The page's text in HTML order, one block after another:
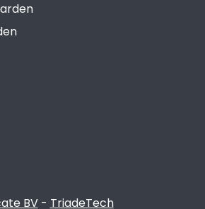
with radiators;
BV- TriadeTech